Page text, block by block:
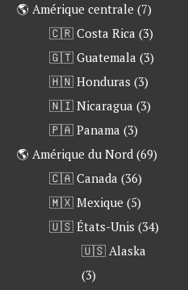
🌎 Amérique centrale (7)
🇨🇷 Costa Rica (3)
🇬🇹 Guatemala (3)
🇭🇳 Honduras (3)
🇳🇮 Nicaragua (3)
🇵🇦 Panama (3)
🌎 Amérique du Nord(69)
🇨🇦 Canada (36)
🇲🇽 Mexique (5)
🇺🇸 États-Unis (34)
🇺🇸 Alaska
(3)